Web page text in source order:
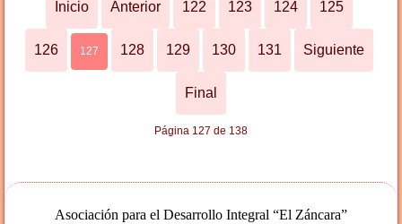
Inicio Anterior 122 123 124 125
126 127 128 129 130 131 Siguiente
Final
Página 127 de 138
Asociación para el Desarrollo Integral “El Záncara”